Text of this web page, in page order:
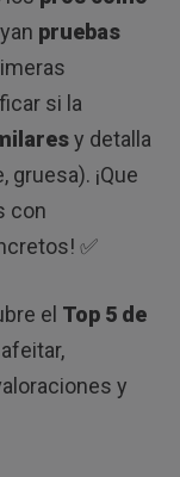
pruebas
si la
y detalla
¡Que
con
✅
el Top 5 de
y